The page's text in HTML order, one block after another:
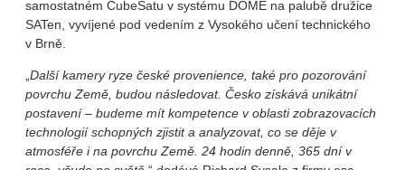
samostatném CubeSatu v systému DOME na palubě družice
SATen, vyvíjené pod vedením z Vysokého učení technického
v Brně.
„Další kamery ryze české provenience, také pro pozorování
povrchu Země, budou následovat. Česko získává unikátní
postavení – budeme mít kompetence v oblasti zobrazovacích
technologií schopných zjistit a analyzovat, co se děje v
atmosféře i na povrchu Země. 24 hodin denně, 365 dní v